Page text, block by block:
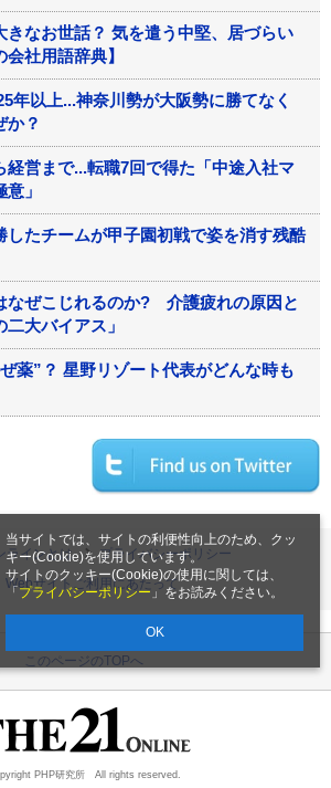
当サイトでは、サイトの利便性向上のため、クッ
キー(Cookie)を使用しています。
サイトのクッキー(Cookie)の使用に関しては、
「 プライバシーポリシー 」をお読みください。
OK
きなお世話？ 気を遣う中堅、居づらい
社用語辞典】
年以上...神奈川勢が大阪勢に勝てなく
か？
経営まで...転職7回で得た「中途入社マ
」
したチームが甲子園初戦で姿を消す残酷
なぜこじれるのか? 介護疲れの原因と
大バイアス」
薬”？ 星野リゾート代表がどんな時も
ラインとは
プライバシーポリシー
Webサイトご利用にあたって
このページのTOPへ
PHP研究所 All rights reserved.